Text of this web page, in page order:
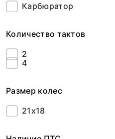
Карбюратор
Количество тактов
2
4
Размер колес
21x18